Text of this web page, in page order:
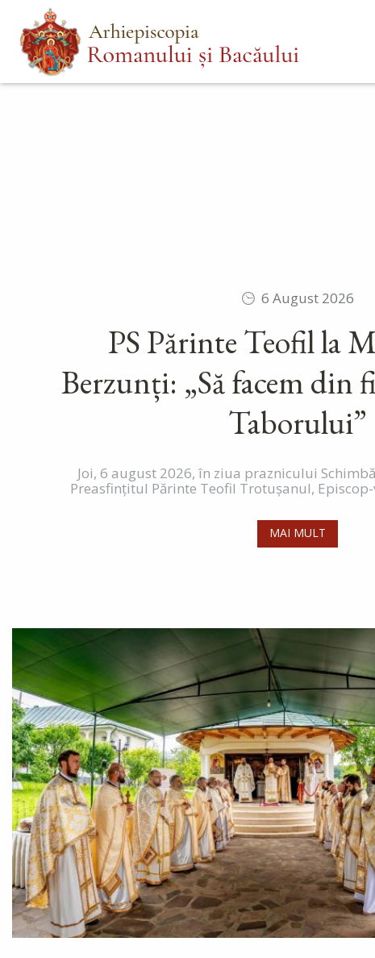
Mergi
conţinutul
principal
Main
menu
6 August 2026
PS Părinte Teofil la
Berzunți: „Să facem din
Taborului”
Joi, 6 august 2026, în ziua praznicului
Preasfințitul Părinte Teofil Trotușanul,
MAI MULT